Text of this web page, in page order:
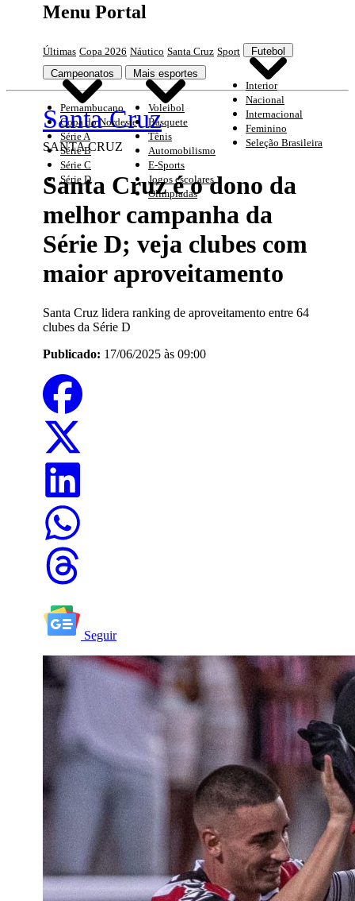
Menu Portal
Últimas Copa 2026 Náutico Santa Cruz Sport Futebol
Interior
Nacional
Internacional
Feminino
Seleção Brasileira
Campeonatos
Pernambucano
Copa do Nordeste
Série A
Série B
Série C
Série D
Mais esportes
Voleibol
Basquete
Tênis
Automobilismo
E-Sports
Jogos escolares
Olimpíadas
Santa Cruz
SANTA CRUZ
Santa Cruz é o dono da
melhor campanha da
Série D; veja clubes com
maior aproveitamento
Santa Cruz lidera ranking de aproveitamento entre 64
clubes da Série D
Publicado: 17/06/2025 às 09:00
Seguir